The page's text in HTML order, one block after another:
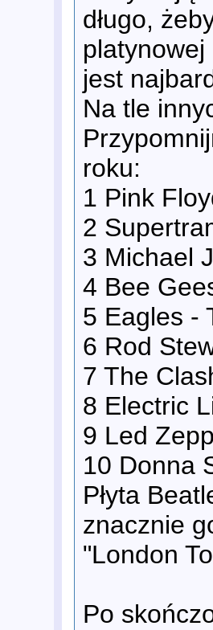
długo,
platynowej
jest
Na tle
roku:
1 Pink
2
3 Michael
4 Bee
5 Eagles -
6 Rod
7 The
8 Electric
9 Led
10 Donna
Płyta
znacznie
"London
Po